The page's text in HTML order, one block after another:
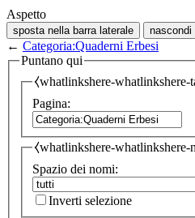
Aspetto
sposta nella barra laterale nascondi
← Categoria:Quaderni Erbesi
Puntano qui
⧼whatlinkshere-whatlinkshere-
Pagina:
⧼whatlinkshere-whatlinkshere-
Spazio dei nomi:
Inverti selezione